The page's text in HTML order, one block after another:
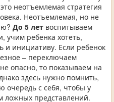
неотъемлемая стратегия
Неотъемлемая, но не
До 5 лет воспитываем
учим ребенка хотеть,
и инициативу. Если ребенок
– переключаем
опасно, то показываем на
здесь нужно помнить,
очередь с себя, чтобы у
ложных представлений.